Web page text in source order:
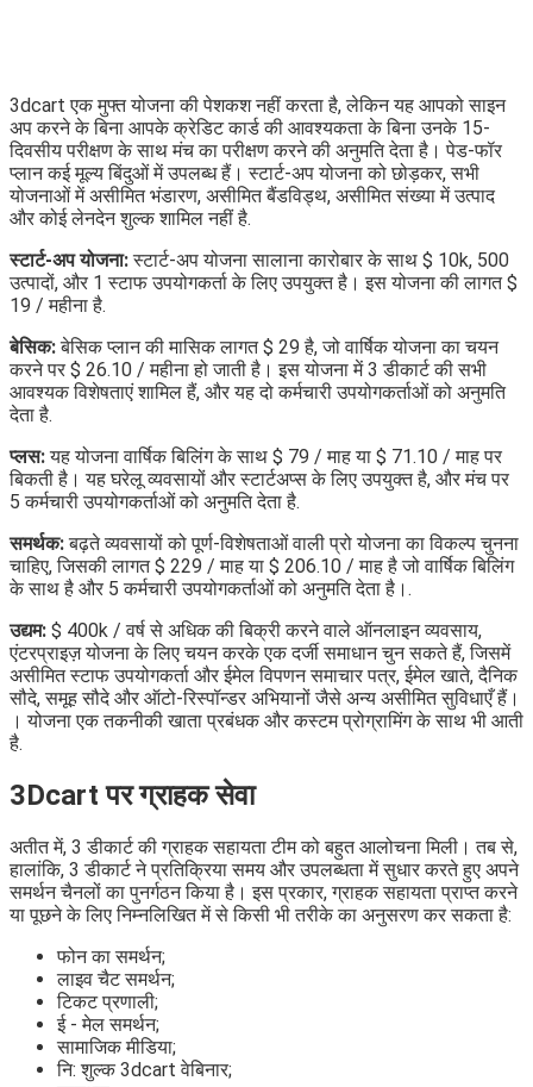
3dcart एक मुफ्त योजना की पेशकश नहीं करता है, लेकिन यह आपको साइन
अप करने के बिना आपके क्रेडिट कार्ड की आवश्यकता के बिना उनके 15-
दिवसीय परीक्षण के साथ मंच का परीक्षण करने की अनुमति देता है। पेड-फॉर
प्लान कई मूल्य बिंदुओं में उपलब्ध हैं। स्टार्ट-अप योजना को छोड़कर, सभी
योजनाओं में असीमित भंडारण, असीमित बैंडविड्थ, असीमित संख्या में उत्पाद
और कोई लेनदेन शुल्क शामिल नहीं है.
स्टार्ट-अप योजना:स्टार्ट-अप योजना सालाना कारोबार के साथ $ 10k, 500
उत्पादों, और 1 स्टाफ उपयोगकर्ता के लिए उपयुक्त है। इस योजना की लागत $
19 / महीना है.
बेसिक:बेसिक प्लान की मासिक लागत $ 29 है, जो वार्षिक योजना का चयन
करने पर $ 26.10 / महीना हो जाती है। इस योजना में 3 डीकार्ट की सभी
आवश्यक विशेषताएं शामिल हैं, और यह दो कर्मचारी उपयोगकर्ताओं को अनुमति
देता है.
प्लस:यह योजना वार्षिक बिलिंग के साथ $ 79 / माह या $ 71.10 / माह पर
बिकती है। यह घरेलू व्यवसायों और स्टार्टअप्स के लिए उपयुक्त है, और मंच पर
5 कर्मचारी उपयोगकर्ताओं को अनुमति देता है.
समर्थक:बढ़ते व्यवसायों को पूर्ण-विशेषताओं वाली प्रो योजना का विकल्प चुनना
चाहिए, जिसकी लागत $ 229 / माह या $ 206.10 / माह है जो वार्षिक बिलिंग
के साथ है और 5 कर्मचारी उपयोगकर्ताओं को अनुमति देता है।.
उद्यम: $ 400k / वर्ष से अधिक की बिक्री करने वाले ऑनलाइन व्यवसाय,
एंटरप्राइज़ योजना के लिए चयन करके एक दर्जी समाधान चुन सकते हैं, जिसमें
असीमित स्टाफ उपयोगकर्ता और ईमेल विपणन समाचार पत्र, ईमेल खाते, दैनिक
सौदे, समूह सौदे और ऑटो-रिस्पॉन्डर अभियानों जैसे अन्य असीमित सुविधाएँ हैं।
। योजना एक तकनीकी खाता प्रबंधक और कस्टम प्रोग्रामिंग के साथ भी आती
है.
3Dcart पर ग्राहक सेवा
अतीत में, 3 डीकार्ट की ग्राहक सहायता टीम को बहुत आलोचना मिली। तब से,
हालांकि, 3 डीकार्ट ने प्रतिक्रिया समय और उपलब्धता में सुधार करते हुए अपने
समर्थन चैनलों का पुनर्गठन किया है। इस प्रकार, ग्राहक सहायता प्राप्त करने
या पूछने के लिए निम्नलिखित में से किसी भी तरीके का अनुसरण कर सकता है:
फोन का समर्थन;
लाइव चैट समर्थन;
टिकट प्रणाली;
ई - मेल समर्थन;
सामाजिक मीडिया;
नि: शुल्क 3dcart वेबिनार;